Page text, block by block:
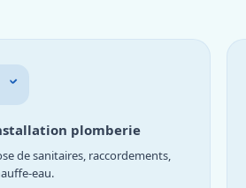
plomberie
de sanitaires, raccordements,
eau.